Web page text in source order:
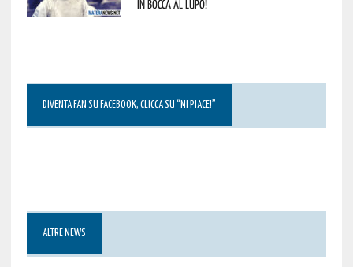
In bocca al lupo!
DIVENTA FAN SU FACEBOOK, CLICCA SU “MI PIACE!”
ALTRE NEWS